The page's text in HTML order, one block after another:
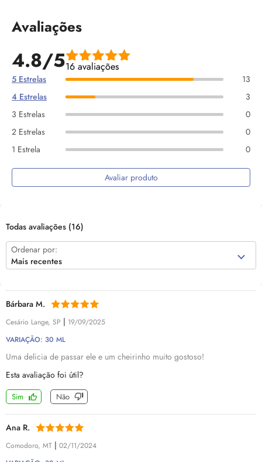
Avaliações
4.8/516 avaliações
5 Estrelas
13
4 Estrelas
3
3 Estrelas
0
2 Estrelas
0
1 Estrela
0
Avaliar produto
Todas avaliações (16)
Ordenar por:
Mais recentes
Bárbara M.
Cesário Lange, SP | 19/09/2025
VARIAÇÃO: 30 ML
Uma delicia de passar ele e um cheirinho muito gostoso!
Esta avaliação foi útil?
Sim Não
Ana R.
Comodoro, MT | 02/11/2024